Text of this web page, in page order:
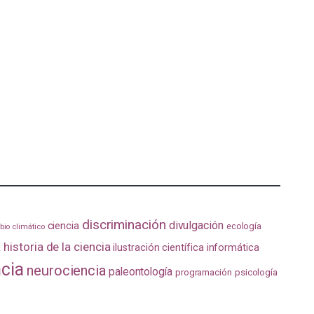
climático ciencia discriminación divulgación ecología
historia de la ciencia ilustración científica informática
neurociencia paleontología programación psicología